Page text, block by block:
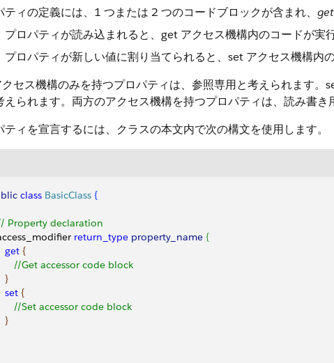
ティの定義には、1 つまたは 2 つのコードブロックが含まれ、
プロパティが読み込まれると、get アクセス機構内のコードが実
プロパティが新しい値に割り当てられると、set アクセス機構内
セス機構のみを持つプロパティは、参照専用と考えられます
えられます。両方のアクセス機構を持つプロパティは、読み書き
ティを宣言するには、クラスの本文内で次の構文を使用します。
class BasicClass {
Property declaration
return_type property_name {
get
{
//Get accessor code block
}
set
{
//Set accessor code block
}